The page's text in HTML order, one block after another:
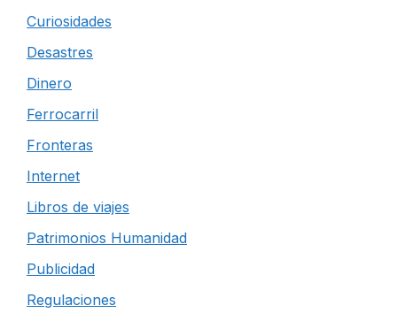
Curiosidades
Desastres
Dinero
Ferrocarril
Fronteras
Internet
Libros de viajes
Patrimonios Humanidad
Publicidad
Regulaciones